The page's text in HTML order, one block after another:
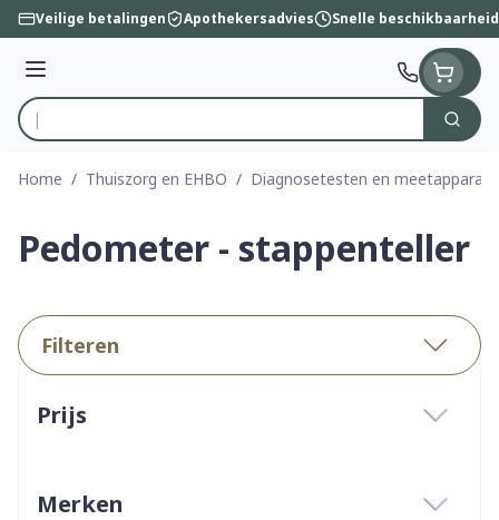
Ga naar de inhoud
Veilige betalingen Apothekersadvies Snelle beschikbaarheid
Menu
Product, merk, categorie...
Zoek
Home / Thuiszorg en EHBO / Diagnosetesten en
Pedometer - stappenteller
Filteren
Prijs
Merken